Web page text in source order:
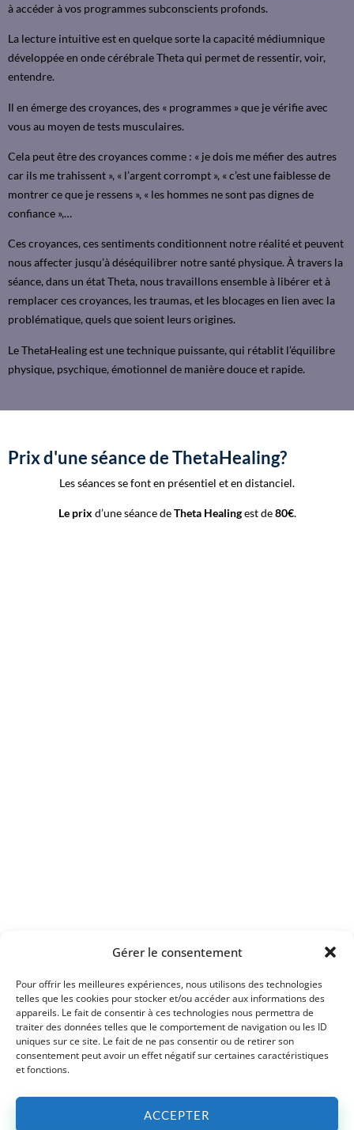
Gérer le consentement
Pour offrir les meilleures expériences, nous utilisons des technologies
telles que les cookies pour stocker et/ou accéder aux informations des
appareils. Le fait de consentir à ces technologies nous permettra de
traiter des données telles que le comportement de navigation ou les ID
uniques sur ce site. Le fait de ne pas consentir ou de retirer son
consentement peut avoir un effet négatif sur certaines caractéristiques
et fonctions.
ACCEPTER
à accéder à vos programmes subconscients profonds.
La lecture intuitive est en quelque sorte la capacité médiumnique
développée en onde cérébrale Theta qui permet de ressentir, voir,
entendre.
Il en émerge des croyances, des « programmes » que je vérifie avec
vous au moyen de tests musculaires.
Cela peut être des croyances comme : « je dois me méfier des autres
car ils me trahissent », « l’argent corrompt », « c’est une faiblesse de
montrer ce que je ressens », « les hommes ne sont pas dignes de
confiance »,…
Ces croyances, ces sentiments conditionnent notre réalité et peuvent
nous affecter jusqu’à déséquilibrer notre santé physique. À travers la
séance, dans un état Theta, nous travaillons ensemble à libérer et à
remplacer ces croyances, les traumas, et les blocages en lien avec la
problématique, quels que soient leurs origines.
Le ThetaHealing est une technique puissante, qui rétablit l’équilibre
physique, psychique, émotionnel de manière douce et rapide.
Prix d'une séance de ThetaHealing?
Les séances se font en présentiel et en distanciel.
Le prix d’une séance deTheta Healingest de80€.